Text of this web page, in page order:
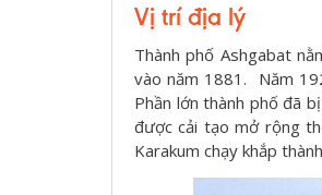
Vị trí địa lý
Thành phố Ashgabat
vào năm 1881. Năm
Phần lớn thành phố đã
được cải tạo mở rộng
Karakum chạy khắp